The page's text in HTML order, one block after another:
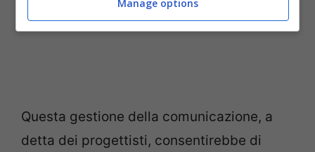
Questa gestione della comunicazione, a
detta dei progettisti, consentirebbe di
Manage options